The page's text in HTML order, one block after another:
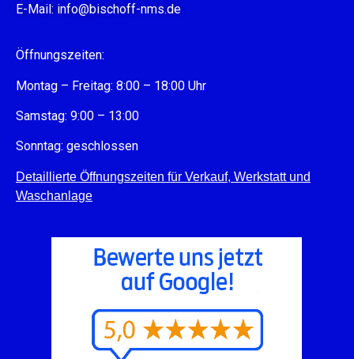
E-Mail: info@bischoff-nms.de
Öffnungszeiten:
Montag – Freitag: 8:00 – 18:00 Uhr
Samstag: 9:00 – 13:00
Sonntag: geschlossen
Detaillierte Öffnungszeiten für Verkauf, Werkstatt und
Waschanlage